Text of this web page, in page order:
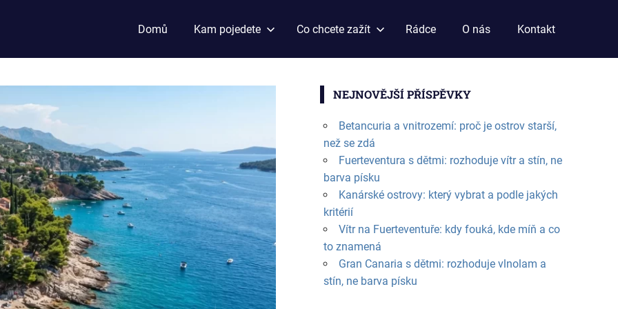
Domů Kam pojedete Co chcete zažít Rádce O nás Kontakt
NEJNOVĚJŠÍ PŘÍSPĚVKY
Betancuria a vnitrozemí: proč je ostrov starší,
než se zdá
Fuerteventura s dětmi: rozhoduje vítr a stín, ne
barva písku
Kanárské ostrovy: který vybrat a podle jakých
kritérií
Vítr na Fuerteventuře: kdy fouká, kde míň a co
to znamená
Gran Canaria s dětmi: rozhoduje vlnolam a
stín, ne barva písku